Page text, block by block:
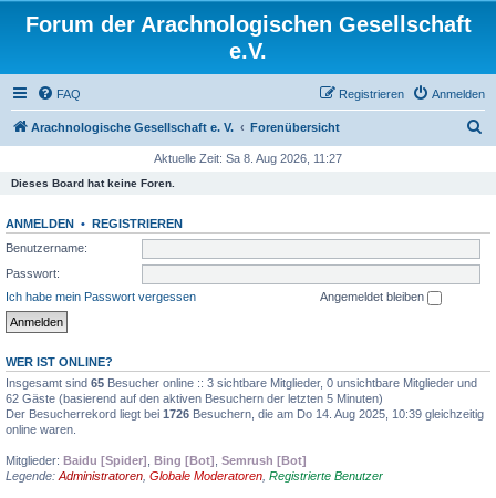
Forum der Arachnologischen Gesellschaft
e.V.
FAQ Anmelden
Registrieren
Arachnologische Gesellschaft e. V. Forenübersicht
e
Aktuelle Zeit: Sa 8. Aug 2026, 11:27
Dieses Board hat keine Foren.
ANMELDEN • REGISTRIEREN
Benutzername:
Passwort:
Ich habe mein Passwort vergessen
Angemeldet bleiben
WER IST ONLINE?
Insgesamt sind 65 Besucher online :: 3 sichtbare Mitglieder, 0 unsichtbare Mitglieder und
62 Gäste (basierend auf den aktiven Besuchern der letzten 5 Minuten)
Der Besucherrekord liegt bei 1726 Besuchern, die am Do 14. Aug 2025, 10:39 gleichzeitig
online waren.
Mitglieder: Baidu [Spider] Bing [Bot] Semrush [Bot]
Legende: Administratoren Globale Moderatoren Registrierte Benutzer